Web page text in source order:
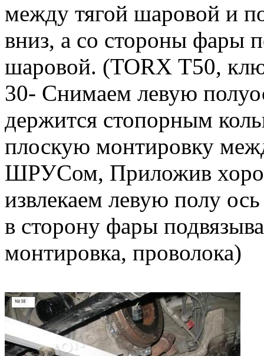
между тягой шаровой и
вниз, а со стороны фары
шаровой. (TORX Т50,
30- Снимаем левую
держится стопорным
плоскую монтировку
ШРУСом, Приложив
извлекаем левую полу
в сторону фары
монтировка, проволока)